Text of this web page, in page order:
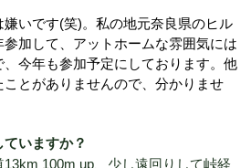
嫌いです(笑)。私の地元奈良県のヒル
加して、アットホームな雰囲気には
、今年も参加予定にしております。他
とがありませんので、分かりませ
いますか？
13km 100m up 、少し遠回りして峠経